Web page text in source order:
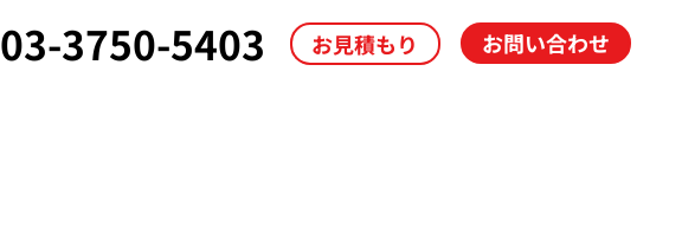
03-3750-5403 お見積もり お問い合わせ